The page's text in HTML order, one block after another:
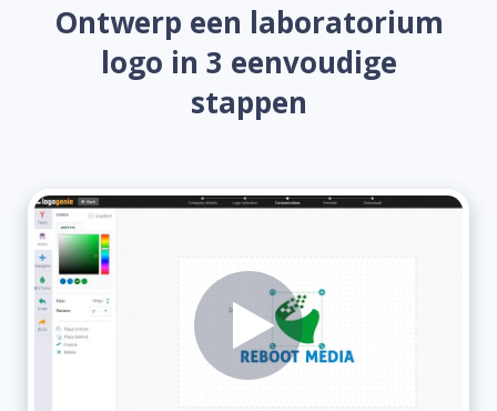
Ontwerp een laboratorium
logo in 3 eenvoudige
stappen